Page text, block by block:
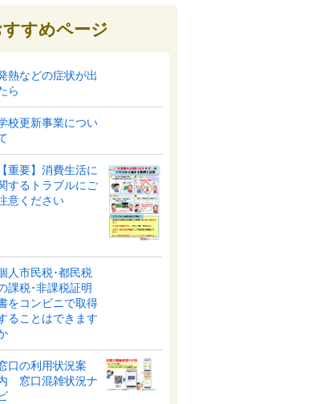
すすめページ
熱などの症状が出
ら
校更新事業につい
【重要】消費生活に
するトラブルにご
意ください
人市民税･都民税
課税･非課税証明
をコンビニで取得
ることはできます
口の利用状況案
窓口混雑状況ナ